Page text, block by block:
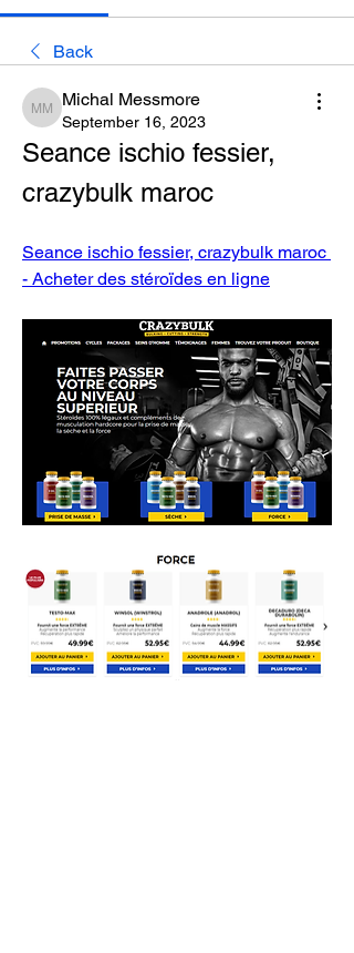
Back
Michal Messmore
Michal Messmore
September 16, 2023
Seance ischio fessier,
crazybulk maroc
Seance ischio fessier, crazybulk maroc
- Acheter des stéroïdes en ligne